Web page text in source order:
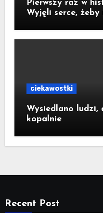
Pierwszy raz w
Wyjęli serce,
piersiowej
ciekawostki
Wysiedlano ludzi,
kopalnie
Recent Post